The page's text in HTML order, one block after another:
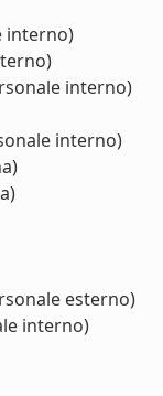
interno)
interno)
interno)
esterno)
interno)